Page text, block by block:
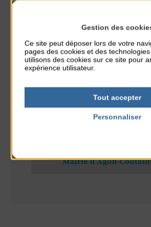
RÉSEAUX SOCIAUX
Gestion des
Ce site peut déposer lors de votre
pages des cookies et des
utilisons des cookies sur ce site pour
expérience utilisateur.
Tout accepter
Personnaliser